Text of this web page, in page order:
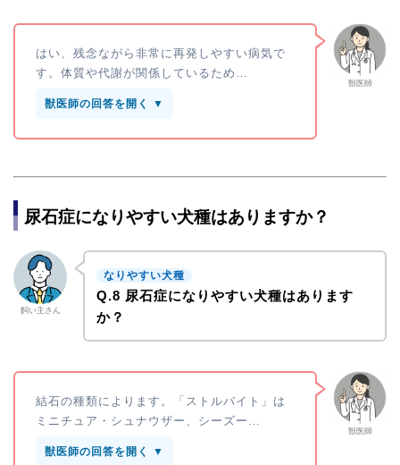
獣医師
はい、残念ながら非常に再発しやすい病気で
す。体質や代謝が関係しているため…
獣医師の回答を開く ▼
尿石症になりやすい犬種はありますか？
飼い主さん
なりやすい犬種
Q.8 尿石症になりやすい犬種はあります
か？
獣医師
結石の種類によります。「ストルバイト」は
ミニチュア・シュナウザー、シーズー…
獣医師の回答を開く ▼